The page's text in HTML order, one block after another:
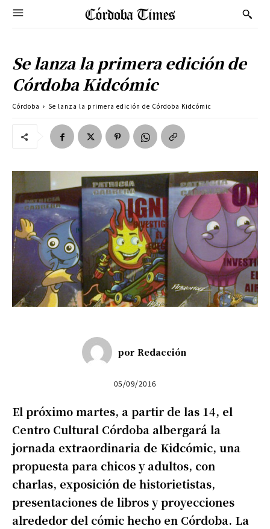
Se lanza la primera edición de
Córdoba Kidcómic
Córdoba Se lanza la primera edición de Córdoba Kidcómic
por Redacción
05/09/2016
El próximo martes, a partir de las 14, el
Centro Cultural Córdoba albergará la
jornada extraordinaria de Kidcómic, una
propuesta para chicos y adultos, con
charlas, exposición de historietistas,
presentaciones de libros y proyecciones
alrededor del cómic hecho en Córdoba. La